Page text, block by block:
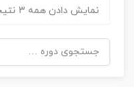
نمایش دادن همه 3 نتیجه